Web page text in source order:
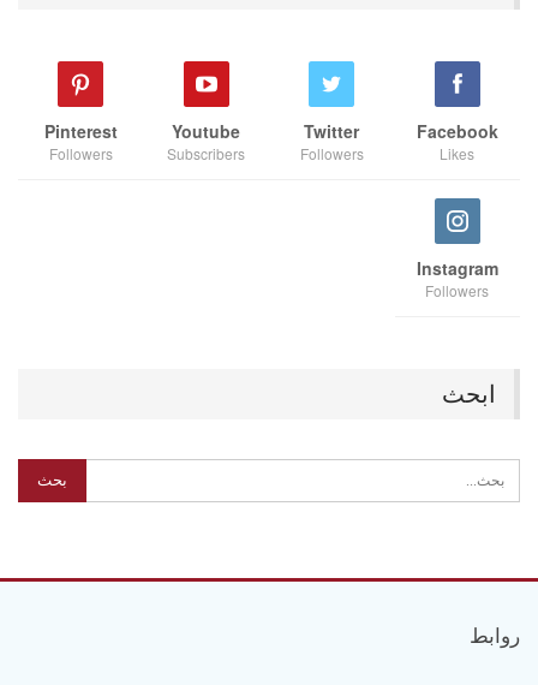
Facebook
Likes
Twitter
Followers
Youtube
Subscribers
Pinterest
Followers
Instagram
Followers
ابحث
روابط